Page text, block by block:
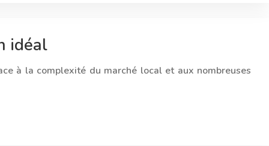
idéal
à la complexité du marché local et aux nombreuses